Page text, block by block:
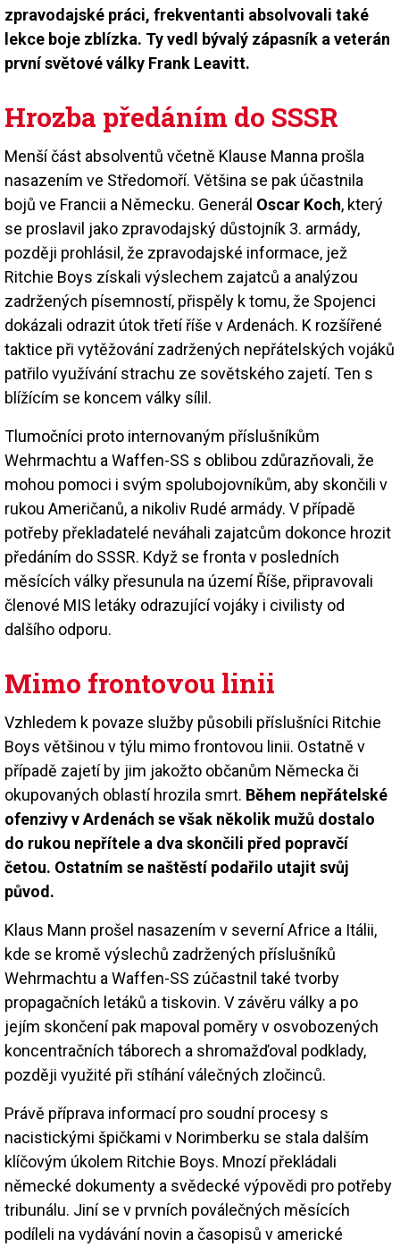
zpravodajské práci, frekventanti absolvovali také
lekce boje zblízka. Ty vedl bývalý zápasník a veterán
první světové války Frank Leavitt.
Hrozba předáním do SSSR
Menší část absolventů včetně Klause Manna prošla
nasazením ve Středomoří. Většina se pak účastnila
bojů ve Francii a Německu. Generál Oscar Koch, který
se proslavil jako zpravodajský důstojník 3. armády,
později prohlásil, že zpravodajské informace, jež
Ritchie Boys získali výslechem zajatců a analýzou
zadržených písemností, přispěly k tomu, že Spojenci
dokázali odrazit útok třetí říše v Ardenách. K rozšířené
taktice při vytěžování zadržených nepřátelských vojáků
patřilo využívání strachu ze sovětského zajetí. Ten s
blížícím se koncem války sílil.
Tlumočníci proto internovaným příslušníkům
Wehrmachtu a Waffen-SS s oblibou zdůrazňovali, že
mohou pomoci i svým spolubojovníkům, aby skončili v
rukou Američanů, a nikoliv Rudé armády. V případě
potřeby překladatelé neváhali zajatcům dokonce hrozit
předáním do SSSR. Když se fronta v posledních
měsících války přesunula na území Říše, připravovali
členové MIS letáky odrazující vojáky i civilisty od
dalšího odporu.
Mimo frontovou linii
Vzhledem k povaze služby působili příslušníci Ritchie
Boys většinou v týlu mimo frontovou linii. Ostatně v
případě zajetí by jim jakožto občanům Německa či
okupovaných oblastí hrozila smrt. Během nepřátelské
ofenzivy v Ardenách se však několik mužů dostalo
do rukou nepřítele a dva skončili před popravčí
četou. Ostatním se naštěstí podařilo utajit svůj
původ.
Klaus Mann prošel nasazením v severní Africe a Itálii,
kde se kromě výslechů zadržených příslušníků
Wehrmachtu a Waffen-SS zúčastnil také tvorby
propagačních letáků a tiskovin. V závěru války a po
jejím skončení pak mapoval poměry v osvobozených
koncentračních táborech a shromažďoval podklady,
později využité při stíhání válečných zločinců.
Právě příprava informací pro soudní procesy s
nacistickými špičkami v Norimberku se stala dalším
klíčovým úkolem Ritchie Boys. Mnozí překládali
německé dokumenty a svědecké výpovědi pro potřeby
tribunálu. Jiní se v prvních poválečných měsících
podíleli na vydávání novin a časopisů v americké